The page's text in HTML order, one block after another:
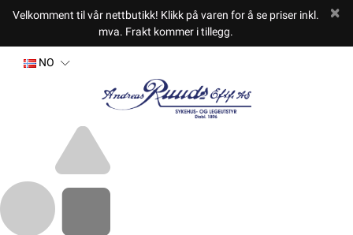
Velkomment til vår nettbutikk! Klikk på varen for å se priser inkl.
mva. Frakt kommer i tillegg.
NO